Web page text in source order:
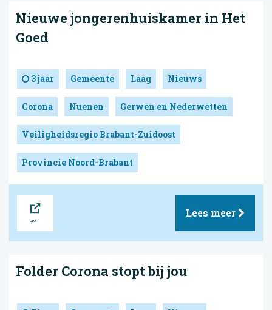
Nieuwe jongerenhuiskamer in Het
Goed
3 jaar Gemeente Laag Nieuws
Corona Nuenen Gerwen en Nederwetten
Veiligheidsregio Brabant-Zuidoost
Provincie Noord-Brabant
Lees meer
Folder Corona stopt bij jou